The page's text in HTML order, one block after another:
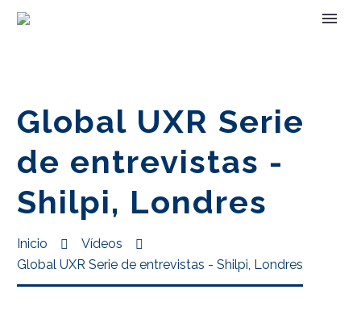
Global UXR Serie
de entrevistas -
Shilpi, Londres
Inicio
Vídeos
Global UXR Serie de entrevistas - Shilpi, Londres